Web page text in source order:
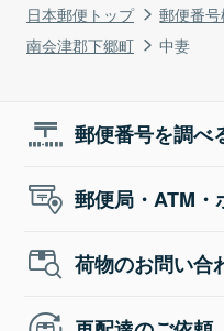
日本郵便トップ 郵便番
南会津郡下郷町
中妻
郵便番号を調べ
郵便局・ATM・
荷物のお問い合